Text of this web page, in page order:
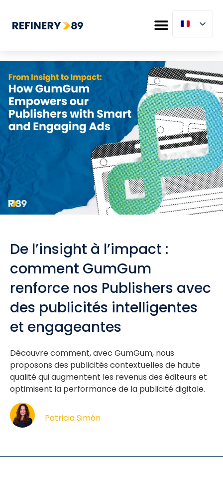
De l’insight à l’impact :
comment GumGum
renforce nos Publishers avec
des publicités intelligentes
et engageantes
Découvre comment, avec GumGum, nous
proposons des publicités contextuelles de haute
qualité qui augmentent les revenus des éditeurs et
optimisent la performance de la publicité digitale.
Patricia Simón